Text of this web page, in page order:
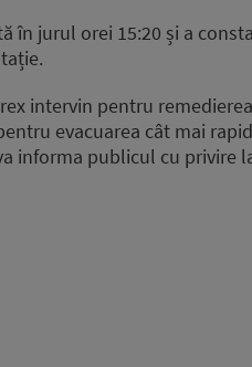
în jurul orei 15:20 și a
intervin pentru
evacuarea cât mai
informa publicul cu privire